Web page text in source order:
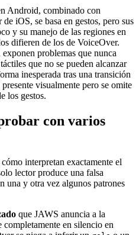
Android, combinado con
iOS, se basa en gestos, pero sus
y su manejo de las regiones en
difieren de los de VoiceOver.
problemas que nunca
que no se pueden alcanzar
inesperada tras una transición
visualmente pero se omite
los gestos.
con varios
interpretan exactamente el
lector produce una falsa
una y otra vez algunos patrones
que JAWS anuncia a la
completamente en silencio en